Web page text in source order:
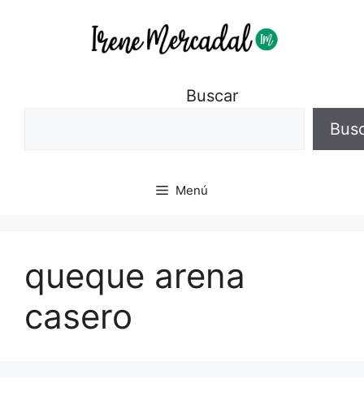
Buscar
Menú
queque arena
casero